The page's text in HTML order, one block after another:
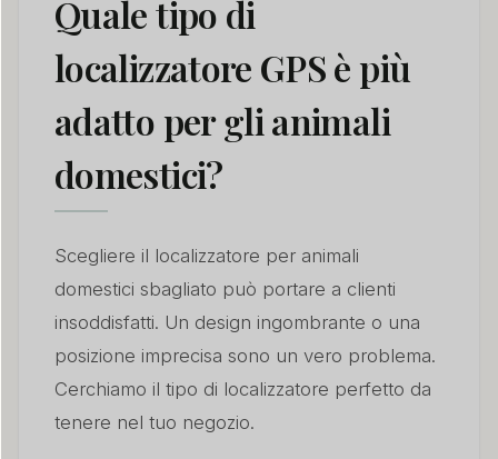
Quale tipo di
localizzatore GPS è più
adatto per gli animali
domestici?
Scegliere il localizzatore per animali
domestici sbagliato può portare a clienti
insoddisfatti. Un design ingombrante o una
posizione imprecisa sono un vero problema.
Cerchiamo il tipo di localizzatore perfetto da
tenere nel tuo negozio.